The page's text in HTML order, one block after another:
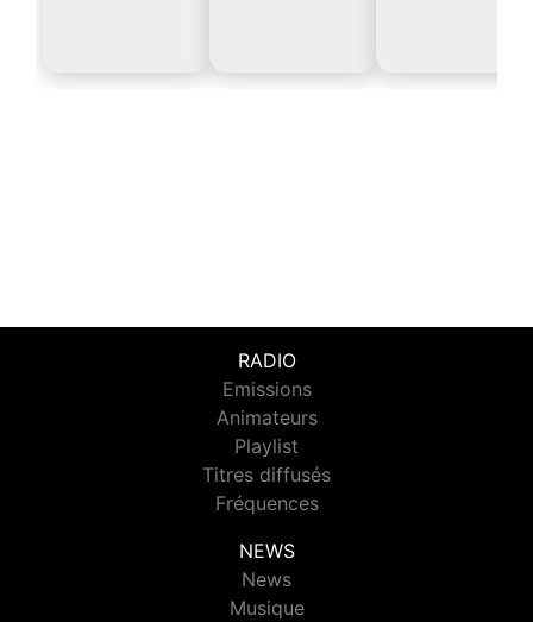
RADIO
Emissions
Animateurs
Playlist
Titres diffusés
Fréquences
NEWS
News
Musique